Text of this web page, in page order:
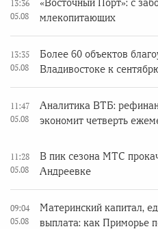
13:36
05.08
«Восточный Порт»: с
млекопитающих
13:35
05.08
Более 60 объектов
Владивостоке к
11:47
05.08
Аналитика ВТБ:
экономит четверть
11:28
05.08
В пик сезона МТС
Андреевке
09:04
05.08
Материнский капитал,
выплата: как Приморье